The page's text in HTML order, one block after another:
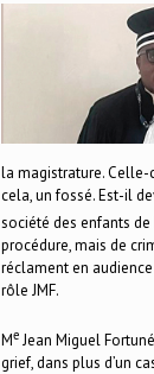
la magistrature.
cela, un fossé. Est-il
société des enfants
procédure, mais de
réclament en
rôle JMF.
Me Jean Miguel
grief, dans plus d’un